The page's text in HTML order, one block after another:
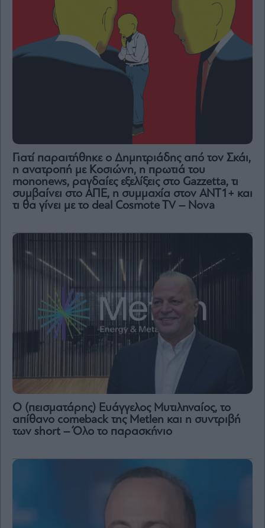
Γιατί παραιτήθηκε ο Δημητριάδης από τον Σκάι,
η ανατροπή με Κοσιώνη, η πρωτιά του
mononews, ραγδαίες εξελίξεις στο Gazzetta, τι
συμβαίνει στο ΑΠΕ, η συμμαχία στον ΑΝΤ1+ και
τι θα γίνει με το deal Cosmote TV – Nova
Ο (πεισματάρης) Ευάγγελος Μυτιληναίος, το
απίθανο comeback της Μetlen και η συντριβή
των short – Όλο το παρασκήνιο